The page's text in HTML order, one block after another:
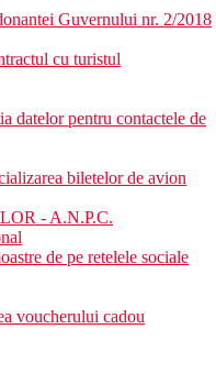
Guvernului nr. 2/2018
cu turistul
datelor pentru contactele de
biletelor de avion
- A.N.P.C.
de pe retelele sociale
voucherului cadou